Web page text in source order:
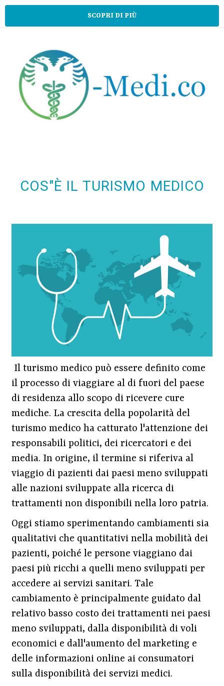
SCOPRI DI PIÙ
COS"È IL TURISMO MEDICO
Il turismo medico può essere definito come
il processo di viaggiare al di fuori del paese
di residenza allo scopo di ricevere cure
mediche. La crescita della popolarità del
turismo medico ha catturato l'attenzione dei
responsabili politici, dei ricercatori e dei
media. In origine, il termine si riferiva al
viaggio di pazienti dai paesi meno sviluppati
alle nazioni sviluppate alla ricerca di
trattamenti non disponibili nella loro patria.
Oggi stiamo sperimentando cambiamenti sia
qualitativi che quantitativi nella mobilità dei
pazienti, poiché le persone viaggiano dai
paesi più ricchi a quelli meno sviluppati per
accedere ai servizi sanitari. Tale
cambiamento è principalmente guidato dal
relativo basso costo dei trattamenti nei paesi
meno sviluppati, dalla disponibilità di voli
economici e dall'aumento del marketing e
delle informazioni online ai consumatori
sulla disponibilità dei servizi medici.